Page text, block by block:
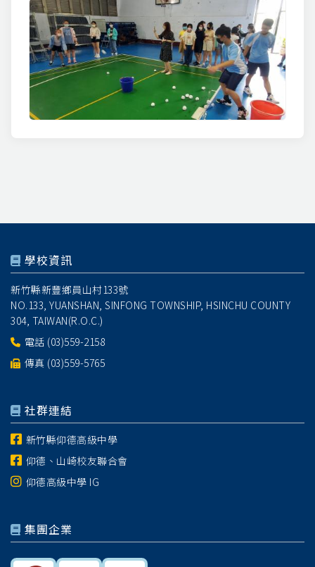
學校資訊
新竹縣新豐鄉員山村133號
NO.133, YUANSHAN, SINFONG TOWNSHIP, HSINCHU COUNTY
304, TAIWAN(R.O.C.)
電話 (03)559-2158
傳真 (03)559-5765
社群連結
新竹縣仰德高級中學
仰德、山崎校友聯合會
仰德高級中學 IG
集團企業